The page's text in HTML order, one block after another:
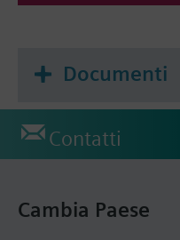
Documenti
Contatti
Cambia Paese